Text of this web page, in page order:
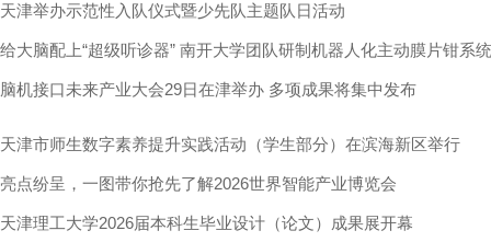
天津举办示范性入队仪式暨少先队主题队日活动
给大脑配上“超级听诊器” 南开大学团队研制机器人化主动膜片钳系统
脑机接口未来产业大会29日在津举办 多项成果将集中发布
天津市师生数字素养提升实践活动（学生部分）在滨海新区举行
亮点纷呈，一图带你抢先了解2026世界智能产业博览会
天津理工大学2026届本科生毕业设计（论文）成果展开幕